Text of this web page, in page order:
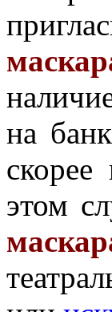
на
скорее
этом